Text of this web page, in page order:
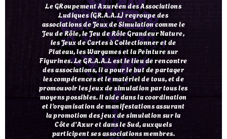
Le GRoupement Azuréen des Associations
Ludiques (GR.A.A.L) regroupe des
associations de Jeux de Simulation comme le
Jeu de Rôle, le Jeu de Rôle Grandeur Nature,
les Jeux de Cartes à Collectionner et de
Plateau, les Wargames et la Peinture sur
Figurines. Le GR.A.A.L est le lieu de rencontre
des associations, il a pour le but de partager
les compétences et le matériel de tous, et de
promouvoir les jeux de simulation par tous les
moyens possibles. Il aide dans la coordination
et l’organisation de manifestations assurant
la promotion des jeux de simulation sur la
Côte d’Azur et dans le Sud, auxquels
participent ses associations membres.